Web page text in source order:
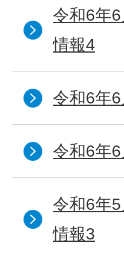
令和6年
情報4
令和6年
令和6年
令和6年
情報3